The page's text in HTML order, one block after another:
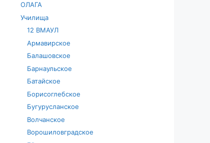
ОЛАГА
Училища
12 ВМАУЛ
Армавирское
Балашовское
Барнаульское
Батайское
Борисоглебское
Бугурусланское
Волчанское
Ворошиловградское